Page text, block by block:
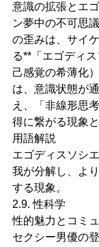
意識の拡張とエ
ン夢中の不可思
の歪みは、サイ
る**「エゴディ
己感覚の希薄化
は、意識状態が
え、「非線形思
得に繋がる現象
用語解説
エゴディスソシ
我が分解し、よ
する現象。
2.9. 性科学
性的魅力とコミ
セクシー男優の